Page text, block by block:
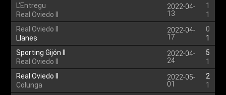
L'Entregu
Real Oviedo II
2022-04-
13
1
1
Real Oviedo II
Llanes
2022-04-
17
0
1
Sporting Gijón II
Real Oviedo II
2022-04-
24
5
1
Real Oviedo II
Colunga
2022-05-
01
2
1